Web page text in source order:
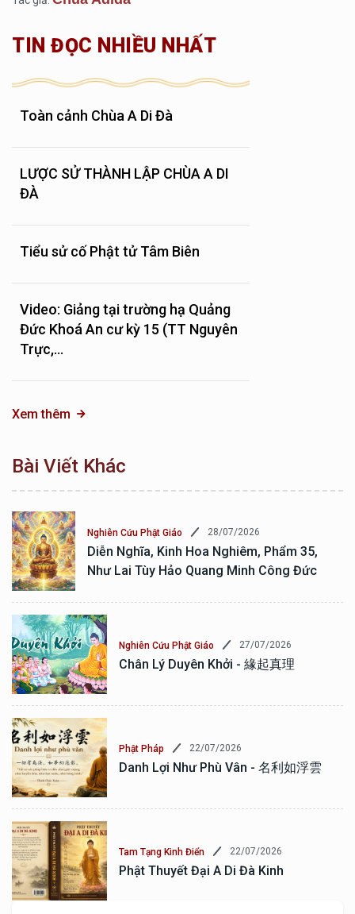
TIN ĐỌC NHIỀU NHẤT
Toàn cảnh Chùa A Di Đà
LƯỢC SỬ THÀNH LẬP CHÙA A DI
ĐÀ
Tiểu sử cố Phật tử Tâm Biên
Video: Giảng tại trường hạ Quảng
Đức Khoá An cư kỳ 15 (TT Nguyên
Trực,...
Xem thêm
Bài Viết Khác
Nghiên Cứu Phật Giáo 28/07/2026
Diễn Nghĩa, Kinh Hoa Nghiêm, Phẩm 35,
Như Lai Tùy Hảo Quang Minh Công Đức
Nghiên Cứu Phật Giáo 27/07/2026
Chân Lý Duyên Khởi - 緣起真理
Phật Pháp 22/07/2026
Danh Lợi Như Phù Vân - 名利如浮雲
Tam Tạng Kinh Điển 22/07/2026
Phật Thuyết Đại A Di Đà Kinh